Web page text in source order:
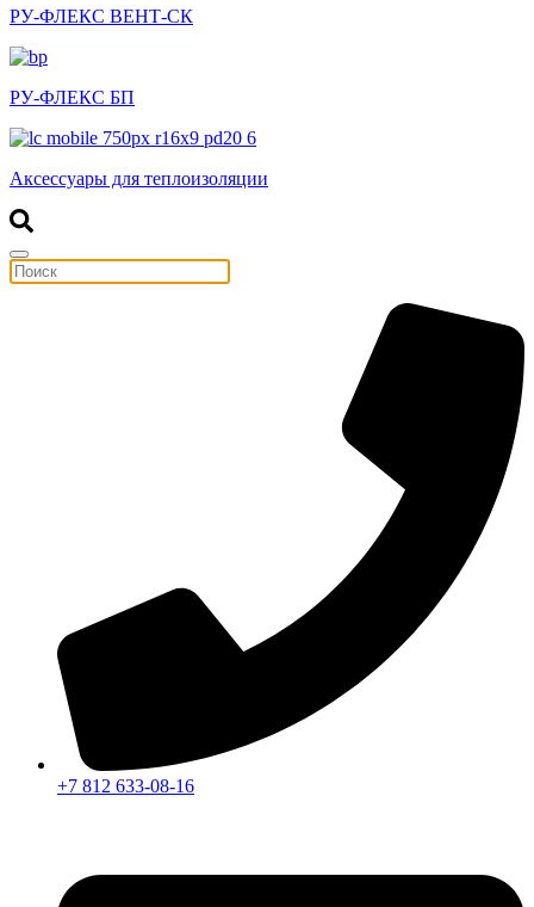
РУ-ФЛЕКС ВЕНТ-СК
РУ-ФЛЕКС БП
Аксессуары для теплоизоляции
+7 812 633-08-16